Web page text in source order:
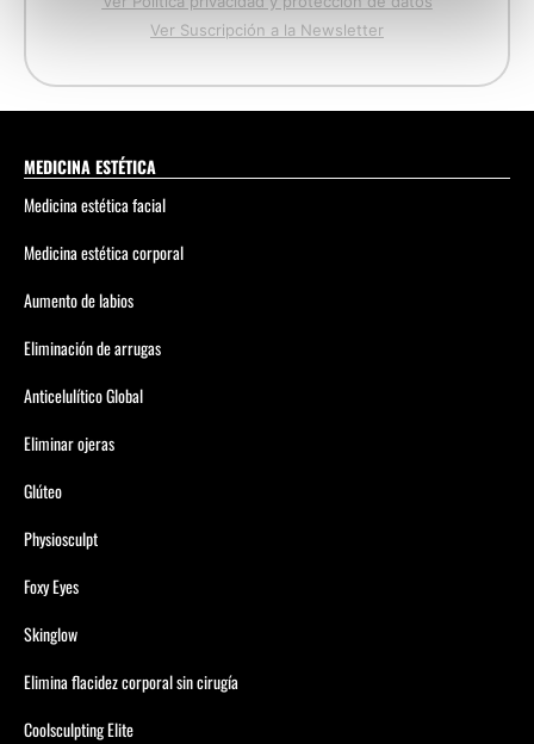
Ver Suscripción a la Newsletter
MEDICINA ESTÉTICA
Medicina estética facial
Medicina estética corporal
Aumento de labios
Eliminación de arrugas
Anticelulítico Global
Eliminar ojeras
Glúteo
Physiosculpt
Foxy Eyes
Skinglow
Elimina flacidez corporal sin cirugía
Coolsculpting Elite